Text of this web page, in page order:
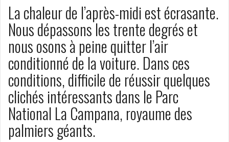
La chaleur de l’après-midi est écrasante.
Nous dépassons les trente degrés et
nous osons à peine quitter l’air
conditionné de la voiture. Dans ces
conditions, difficile de réussir quelques
clichés intéressants dans le Parc
National La Campana, royaume des
palmiers géants.